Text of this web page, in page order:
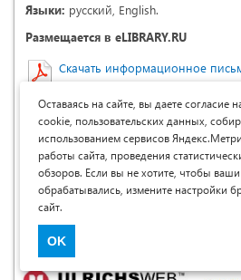
Языки: русский, English.
Размещается в eLIBRARY.RU
Скачать информационное
Размещается в:
Оставаясь на сайте, вы даете согласие
cookie, пользовательских данных,
использованием сервисов
работы сайта, проведения
обзоров. Если вы не хотите, чтобы
обрабатывались, измените настройки
сайт.
OK